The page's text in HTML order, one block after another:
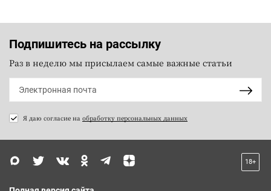
Подпишитесь на рассылку
Раз в неделю мы присылаем самые важные статьи
Я даю согласие на обработку персональных данных
18+